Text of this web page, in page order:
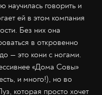
научилась говорить и
ей в этом компания
Без них она
в откровенно
— это кони с ногами.
«Дома Совы»
и много!), но во
которая просто хочет